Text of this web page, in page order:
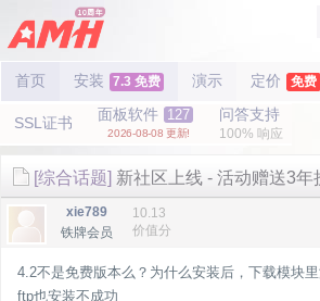
首页 安装 7.3 免费 演示 定价 免费
SSL证书 面板软件 127
2026-08-08 更新!
问答支持
100% 响应
[综合话题] 新社区上线 - 活动赠送3年
xie789
铁牌会员
10.13
价值分
4.2不是免费版本么？为什么安装后，下载模块
ftp也安装不成功